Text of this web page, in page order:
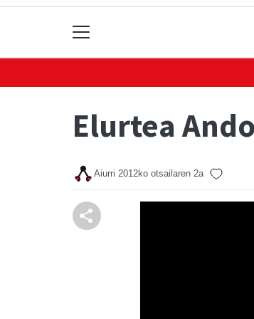
Elurtea
Aiurri 2012ko otsailaren 2a